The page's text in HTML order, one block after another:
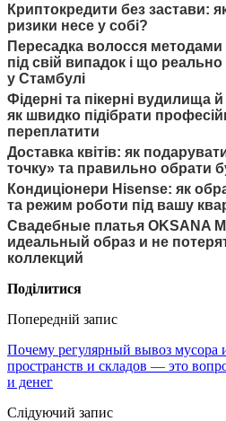
Криптокредити без застави:
ризики несе у собі?
Пересадка волосся методами
під свій випадок і що
у Стамбулі
Фідерні та пікерні вудилища
як швидко підібрати
переплатити
Доставка квітів: як
точку» та правильно обрати
Кондиціонери Hisense: як
та режим роботи під вашу
Свадебные платья OKSANA
идеальный образ и не
коллекций
Поділитися
Попередній запис
Почему регулярный вывоз мусора
пространств и складов — это
и денег
Слідуючий запис